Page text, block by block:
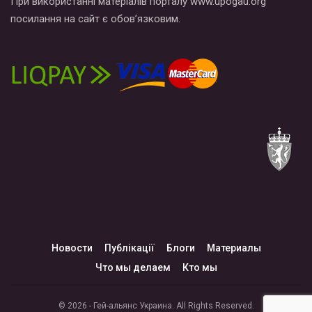
посилання на сайт є обов’язковим.
Новости Публікації Блоги
Материалы
Что мы делаем
Кто мы
© 2026 - Гей-альянс Украина. All Rights Reserved.